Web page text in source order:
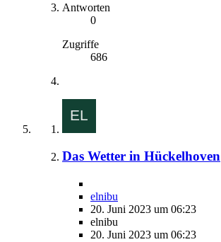
Antworten
0
Zugriffe
686
Das Wetter in Hückelhoven
elnibu
20. Juni 2023 um 06:23
elnibu
20. Juni 2023 um 06:23